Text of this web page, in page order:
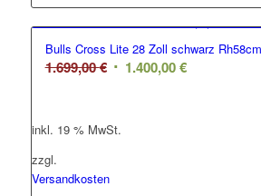
Bulls Cross Lite 28 Zoll schwarz
1.699,00€ Ursprünglicher
1.699,00 €
1.400,00€Aktueller
inkl. 19 % MwSt.
zzgl.
Versandkosten